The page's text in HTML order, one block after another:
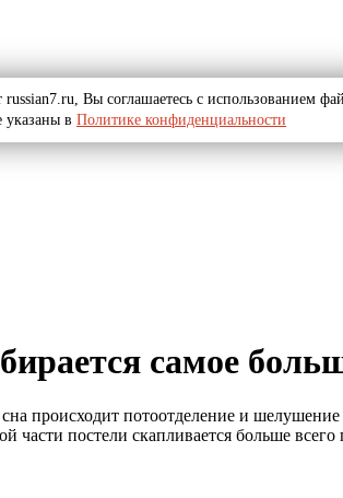
самое
происходит потоотделение и
постели скапливается больше всего
russian7.ru, Вы соглашаетесь с использованием
указаны в Политике конфиденциальности